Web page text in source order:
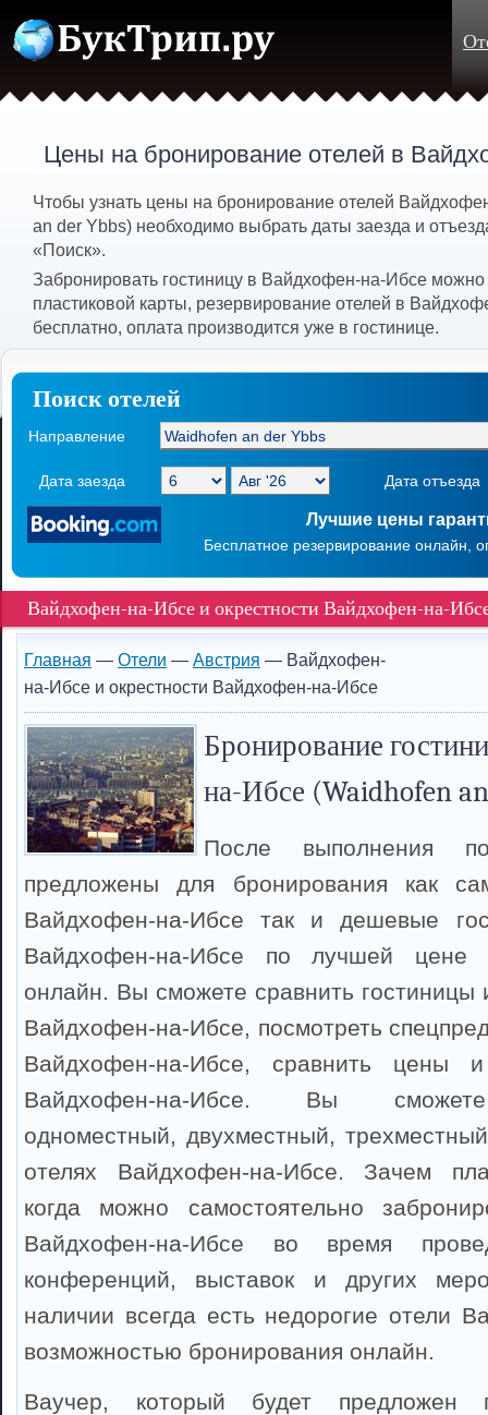
Цены на бронирование отелей в
Чтобы узнать цены на бронирование отелей
an der Ybbs) необходимо выбрать даты заезда и
«Поиск».
Забронировать гостиницу в Вайдхофен-на-Ибсе
пластиковой карты, резервирование отелей в
бесплатно, оплата производится уже в гостинице.
Поиск отелей
Направление
Дата заезда Дата отъезда
Лучшие цены
Бесплатное резервирование онлайн,
Вайдхофен-на-Ибсе и окрестности Вайдхофен-на-
Главная — Отели — Австрия — Вайдхофен-
на-Ибсе и окрестности Вайдхофен-на-Ибсе
Бронирование
на-Ибсе (Waidhofen
После выполнения
предложены для бронирования как
Вайдхофен-на-Ибсе так и дешевые
Вайдхофен-на-Ибсе по лучшей цене
онлайн. Вы сможете сравнить гостиницы
Вайдхофен-на-Ибсе, посмотреть
Вайдхофен-на-Ибсе, сравнить цены
Вайдхофен-на-Ибсе. Вы сможете
одноместный, двухместный,
отелях Вайдхофен-на-Ибсе. Зачем
когда можно самостоятельно
Вайдхофен-на-Ибсе во время
конференций, выставок и других
наличии всегда есть недорогие отели
возможностью бронирования онлайн.
Ваучер, который будет предложен